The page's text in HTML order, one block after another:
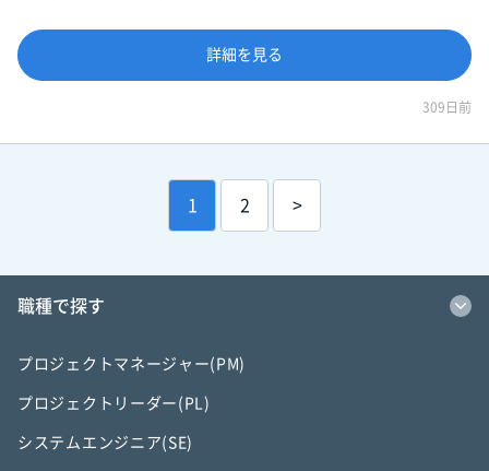
詳細を見る
309日前
1 2 >
職種で探す
プロジェクトマネージャー(PM)
プロジェクトリーダー(PL)
システムエンジニア(SE)